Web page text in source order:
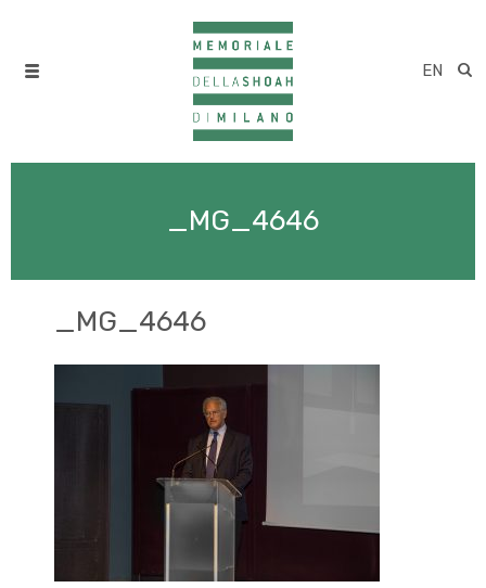
EN
_MG_4646
_MG_4646